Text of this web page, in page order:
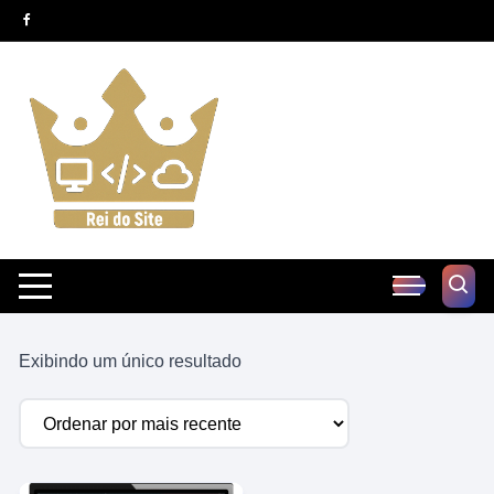
Pular
para
conteúdo
Exibindo um único resultado